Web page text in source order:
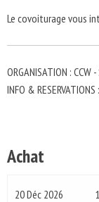
Le covoiturage vous
ORGANISATION : CCW
INFO &
Achat
20 Déc 2026